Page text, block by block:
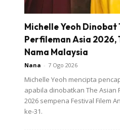
Michelle Yeoh Dinobat
Perfileman Asia 2026,
Nama Malaysia
Nana - 7 Ogo 2026
Michelle Yeoh mencipta
apabila dinobatkan The Asian
2026 sempena Festival Filem
ke-31.